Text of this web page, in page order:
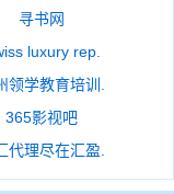
寻书网
luxury rep.
领学教育培训.
365影视吧
代理尽在汇盈.